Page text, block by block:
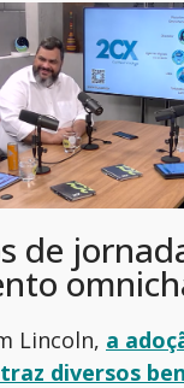
de
Lincoln, a
diversos